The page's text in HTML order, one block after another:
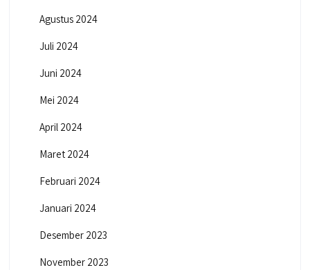
Agustus 2024
Juli 2024
Juni 2024
Mei 2024
April 2024
Maret 2024
Februari 2024
Januari 2024
Desember 2023
November 2023